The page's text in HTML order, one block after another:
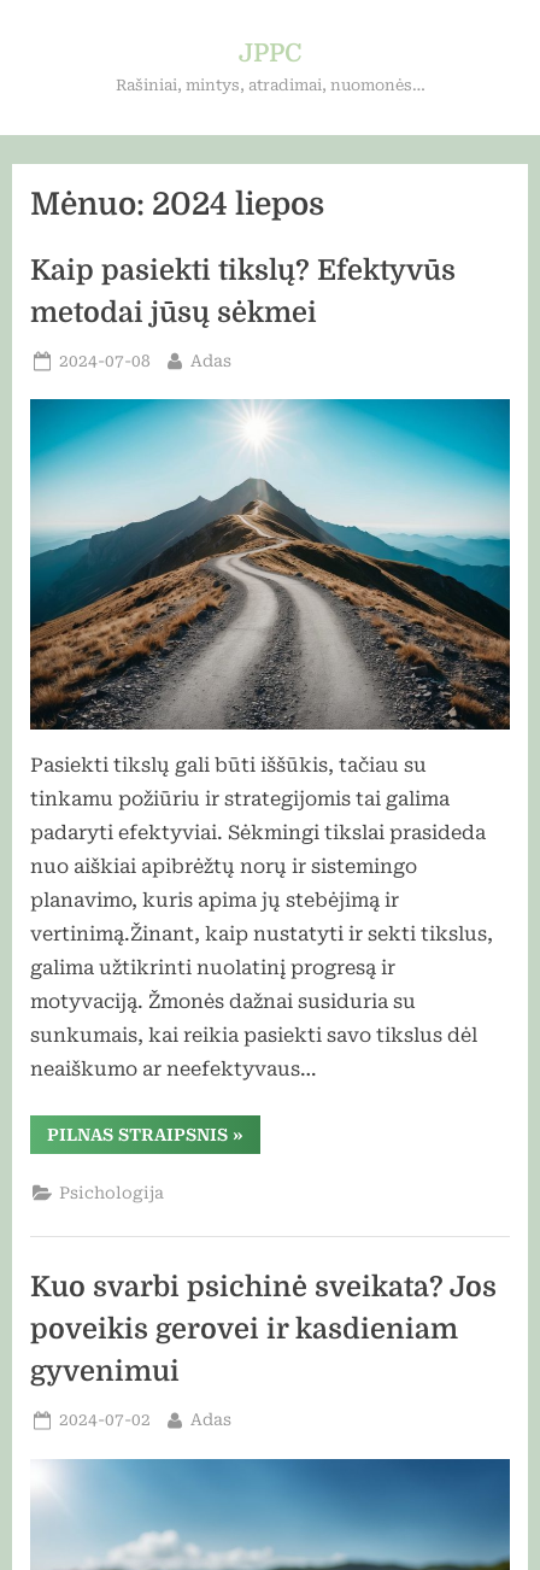
JPPC
Rašiniai, mintys, atradimai, nuomonės…
Mėnuo: 2024 liepos
Kaip pasiekti tikslų? Efektyvūs
metodai jūsų sėkmei
Posted
2024-07-08 By
Adas
Pasiekti tikslų gali būti iššūkis, tačiau su
tinkamu požiūriu ir strategijomis tai galima
padaryti efektyviai. Sėkmingi tikslai prasideda
nuo aiškiai apibrėžtų norų ir sistemingo
planavimo, kuris apima jų stebėjimą ir
vertinimą.Žinant, kaip nustatyti ir sekti tikslus,
galima užtikrinti nuolatinį progresą ir
motyvaciją. Žmonės dažnai susiduria su
sunkumais, kai reikia pasiekti savo tikslus dėl
neaiškumo ar neefektyvaus…
PILNAS STRAIPSNIS“Kaip
pasiekti
sėkmei”
»
Psichologija
Kuo svarbi psichinė sveikata? Jos
poveikis gerovei ir kasdieniam
gyvenimui
Posted
2024-07-02 By
Adas